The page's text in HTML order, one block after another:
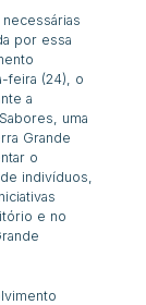
por essa
feira (24), o
a
uma
Grande
o
indivíduos,
e no